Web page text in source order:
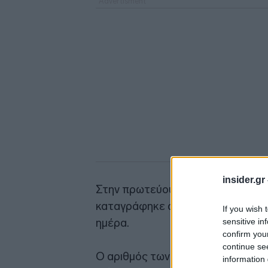
insider.gr
If you wish
sensitive
confirm
continue
information
Στην πρωτεύουσα Μόσχα,
καταγράφηκε αριθμός ρεκόρ
ημέρα.
Ο αριθμός των κρουσμάτων